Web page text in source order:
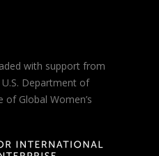
with support from
Department of
of Global Women’s